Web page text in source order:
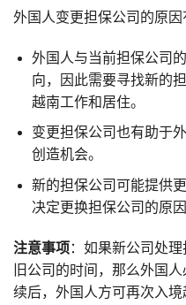
外国人变更担保公司的原因
外国人与当前担保公司
向，因此需要寻找新的
越南工作和居住。
变更担保公司也有助于
创造机会。
新的担保公司可能提供
决定更换担保公司的原因
注意事项 ：如果新公司处
旧公司的时间，那么外国
续后，外国人方可再次入境